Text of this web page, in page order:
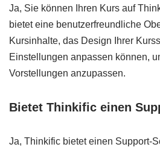
Ja, Sie können Ihren Kurs auf
bietet eine benutzerfreundliche
Kursinhalte, das Design Ihrer
Einstellungen anpassen können,
Vorstellungen anzupassen.
Bietet Thinkific einen
Ja, Thinkific bietet einen Support-